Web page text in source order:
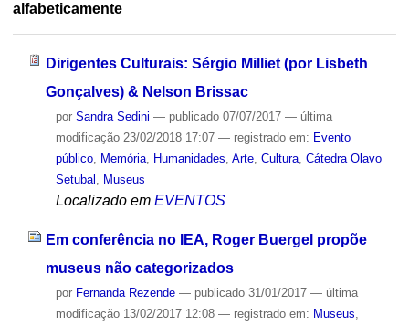
alfabeticamente
Dirigentes Culturais: Sérgio Milliet (por Lisbeth
Gonçalves) & Nelson Brissac
por Sandra Sedini — publicado07/07/2017 — última
modificação23/02/2018 17:07 — registrado em: Evento
público, Memória, Humanidades Arte, Cultura, Cátedra Olavo
Setubal
Museus
Localizado em EVENTOS
Em conferência no IEA, Roger Buergel propõe
museus não categorizados
por Fernanda Rezende — publicado31/01/2017 — última
modificação13/02/2017 12:08 — registrado em: Museus